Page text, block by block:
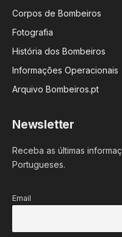
Corpos de Bombeiros
Fotografia
História dos Bombeiros
Informações Operacionais
Arquivo Bombeiros.pt
Newsletter
Receba as últimas
Portugueses.
Email